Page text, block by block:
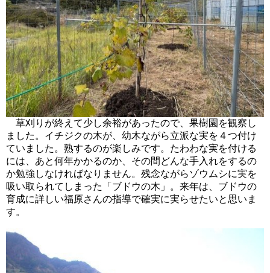
草刈りが終えて少し余裕があったので、果樹園を観察し
ました。イチジクの木が、幼木ながら立派な実を４つ付け
ていました。熟するのが楽しみです。たわわな実を付ける
には、あと何年かかるのか、その間どんな手入れをするの
か勉強しなければなりません。残念ながらゾウムシに実を
吸い取られてしまった「ブドウの木」。来年は、ブドウの
育成に詳しい福原さんの指導で確実に実らせたいと思いま
す。